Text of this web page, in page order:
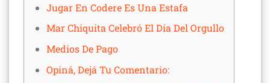
Jugar En Codere Es Una Estafa
Mar Chiquita Celebró El Día Del Orgullo
Medios De Pago
Opiná, Dejá Tu Comentario: